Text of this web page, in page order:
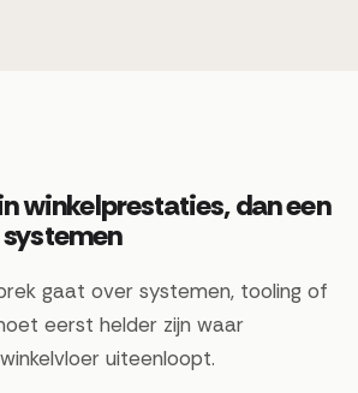
winkelprestaties, dan een
gaat over systemen, tooling of
eerst helder zijn waar
uiteenloopt.